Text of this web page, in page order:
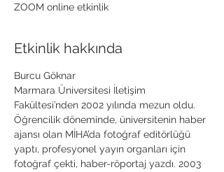
ZOOM online etkinlik
Etkinlik hakkında
Burcu Göknar
Marmara Üniversitesi İletişim
Fakültesi’nden 2002 yılında mezun oldu.
Öğrencilik döneminde, üniversitenin haber
ajansı olan MİHA’da fotoğraf editörlüğü
yaptı, profesyonel yayın organları için
fotoğraf çekti, haber-röportaj yazdı. 2003